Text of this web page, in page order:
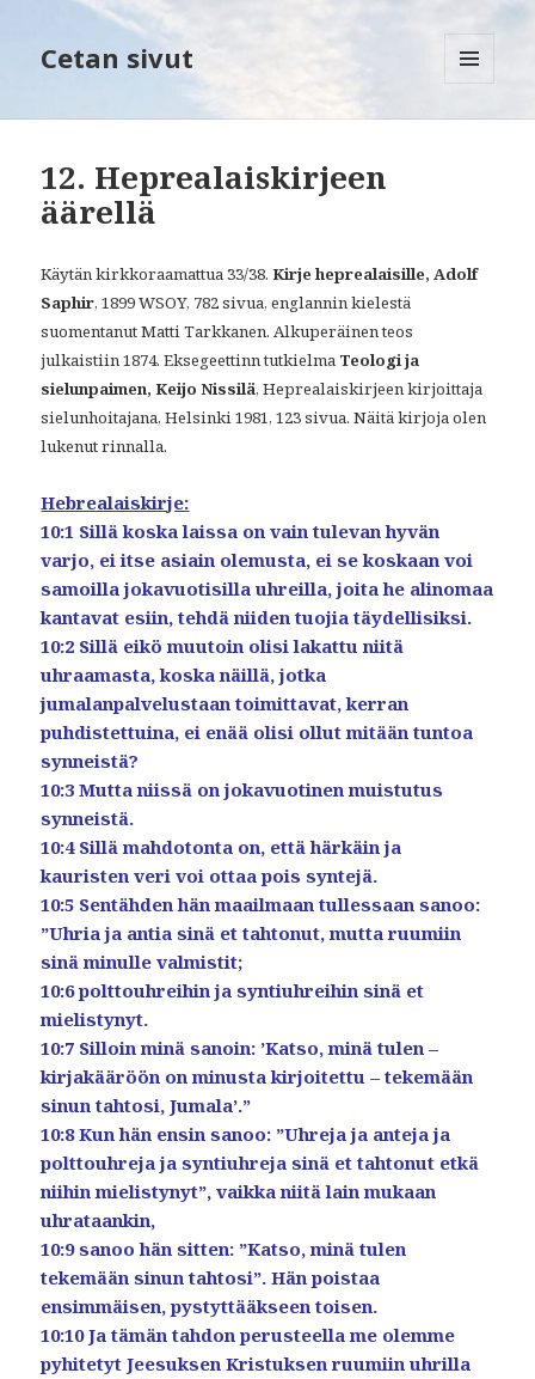
Cetan sivut
JA
12. Heprealaiskirjeen
äärellä
Käytän kirkkoraamattua 33/38.Kirje heprealaisille, Adolf
Saphir, 1899 WSOY, 782 sivua, englannin kielestä
suomentanut Matti Tarkkanen. Alkuperäinen teos
julkaistiin 1874. Eksegeettinn tutkielma Teologi ja
sielunpaimen, Keijo Nissilä, Heprealaiskirjeen kirjoittaja
sielunhoitajana, Helsinki 1981, 123 sivua. Näitä kirjoja olen
lukenut rinnalla.
Hebrealaiskirje:
10:1 Sillä koska laissa on vain tulevan hyvän
varjo, ei itse asiain olemusta, ei se koskaan voi
samoilla jokavuotisilla uhreilla, joita he alinomaa
kantavat esiin, tehdä niiden tuojia täydellisiksi.
10:2 Sillä eikö muutoin olisi lakattu niitä
uhraamasta, koska näillä, jotka
jumalanpalvelustaan toimittavat, kerran
puhdistettuina, ei enää olisi ollut mitään tuntoa
synneistä?
10:3 Mutta niissä on jokavuotinen muistutus
synneistä.
10:4 Sillä mahdotonta on, että härkäin ja
kauristen veri voi ottaa pois syntejä.
10:5 Sentähden hän maailmaan tullessaan sanoo:
”Uhria ja antia sinä et tahtonut, mutta ruumiin
sinä minulle valmistit;
10:6 polttouhreihin ja syntiuhreihin sinä et
mielistynyt.
10:7 Silloin minä sanoin: ’Katso, minä tulen –
kirjakääröön on minusta kirjoitettu – tekemään
sinun tahtosi, Jumala’.”
10:8 Kun hän ensin sanoo: ”Uhreja ja anteja ja
polttouhreja ja syntiuhreja sinä et tahtonut etkä
niihin mielistynyt”, vaikka niitä lain mukaan
uhrataankin,
10:9 sanoo hän sitten: ”Katso, minä tulen
tekemään sinun tahtosi”. Hän poistaa
ensimmäisen, pystyttääkseen toisen.
10:10 Ja tämän tahdon perusteella me olemme
pyhitetyt Jeesuksen Kristuksen ruumiin uhrilla